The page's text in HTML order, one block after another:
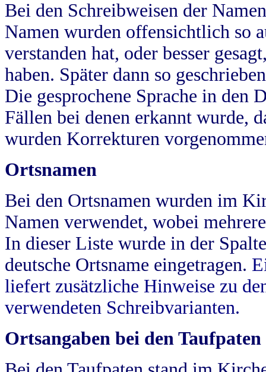
Bei den Schreibweisen der
Namen wurden offensichtlich so
verstanden hat, oder besser
haben. Später dann so
Die gesprochene Sprache in
Fällen bei denen erkannt wurde,
wurden Korrekturen
Ortsnamen
Bei den Ortsnamen wurden im
Namen verwendet, wobei
In dieser Liste wurde in der
deutsche Ortsname eingetragen.
liefert zusätzliche Hinweise zu
verwendeten Schreibvarianten.
Ortsangaben bei den Taufpaten